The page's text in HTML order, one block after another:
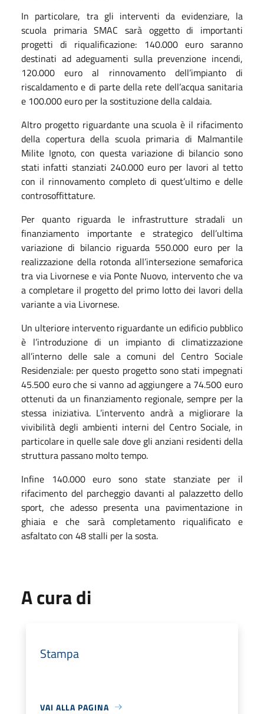
In particolare, tra gli interventi da evidenziare, la
scuola primaria SMAC sarà oggetto di importanti
progetti di riqualificazione: 140.000 euro saranno
destinati ad adeguamenti sulla prevenzione incendi,
120.000 euro al rinnovamento dell’impianto di
riscaldamento e di parte della rete dell’acqua sanitaria
e 100.000 euro per la sostituzione della caldaia.
Altro progetto riguardante una scuola è il rifacimento
della copertura della scuola primaria di Malmantile
Milite Ignoto, con questa variazione di bilancio sono
stati infatti stanziati 240.000 euro per lavori al tetto
con il rinnovamento completo di quest’ultimo e delle
controsoffittature.
Per quanto riguarda le infrastrutture stradali un
finanziamento importante e strategico dell’ultima
variazione di bilancio riguarda 550.000 euro per la
realizzazione della rotonda all’intersezione semaforica
tra via Livornese e via Ponte Nuovo, intervento che va
a completare il progetto del primo lotto dei lavori della
variante a via Livornese.
Un ulteriore intervento riguardante un edificio pubblico
è l’introduzione di un impianto di climatizzazione
all’interno delle sale a comuni del Centro Sociale
Residenziale: per questo progetto sono stati impegnati
45.500 euro che si vanno ad aggiungere a 74.500 euro
ottenuti da un finanziamento regionale, sempre per la
stessa iniziativa. L’intervento andrà a migliorare la
vivibilità degli ambienti interni del Centro Sociale, in
particolare in quelle sale dove gli anziani residenti della
struttura passano molto tempo.
Infine 140.000 euro sono state stanziate per il
rifacimento del parcheggio davanti al palazzetto dello
sport, che adesso presenta una pavimentazione in
ghiaia e che sarà completamento riqualificato e
asfaltato con 48 stalli per la sosta.
A cura di
Stampa
VAI ALLA PAGINA